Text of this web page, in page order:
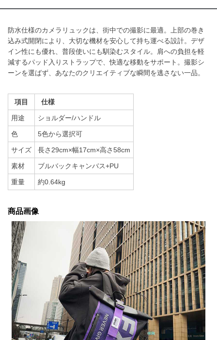
防水仕様のカメラリュックは、街中での撮影に最適。上部の巻き
込み式開閉により、大切な機材を安心して持ち運べる設計。デザ
イン性にも優れ、普段使いにも馴染むスタイル。肩への負担を軽
減するパッド入りストラップで、快適な移動をサポート。撮影シ
ーンを選ばず、あなたのクリエイティブな瞬間を逃さない一品。
項目 仕様
用途 ショルダー/ハンドル
色 5色から選択可
サイズ 長さ29cm×幅17cm×高さ58cm
素材 ブルバックキャンバス+PU
重量 約0.64kg
商品画像